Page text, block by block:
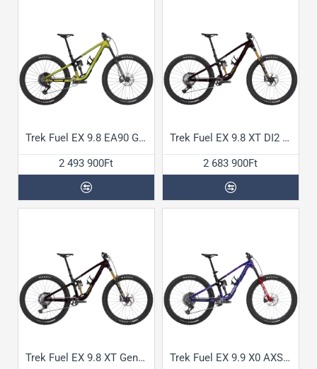
Trek Fuel EX 9.8 EA90 Gen7 kerékpár
2 493 900Ft
Trek Fuel EX 9.8 XT DI2 Gen7 kerékpár
2 683 900Ft
Trek Fuel EX 9.8 XT Gen7 kerékpár
Trek Fuel EX 9.9 X0 AXS Gen7 kerékpár